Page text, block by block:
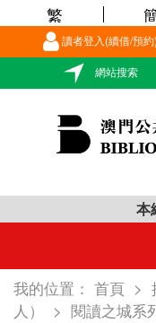
讀者登入(續借/預約)
網站搜索
繁
本
我的位置： 首頁 >
人）
> 閱讀之城系